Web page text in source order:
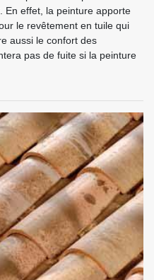
En effet, la peinture apporte
le revêtement en tuile qui
aussi le confort des
pas de fuite si la peinture